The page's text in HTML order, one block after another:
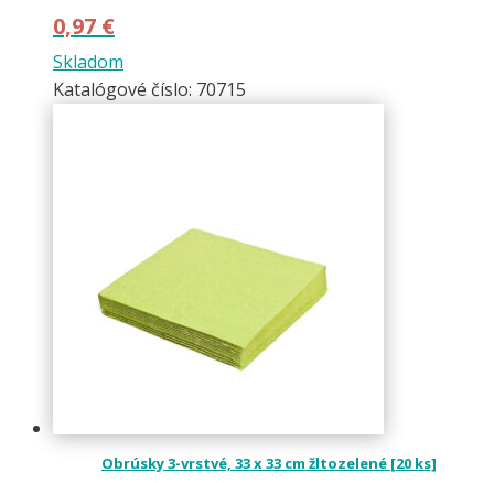
0,97 €
Skladom
Katalógové číslo: 70715
Obrúsky 3-vrstvé, 33 x 33 cm žltozelené [20 ks]